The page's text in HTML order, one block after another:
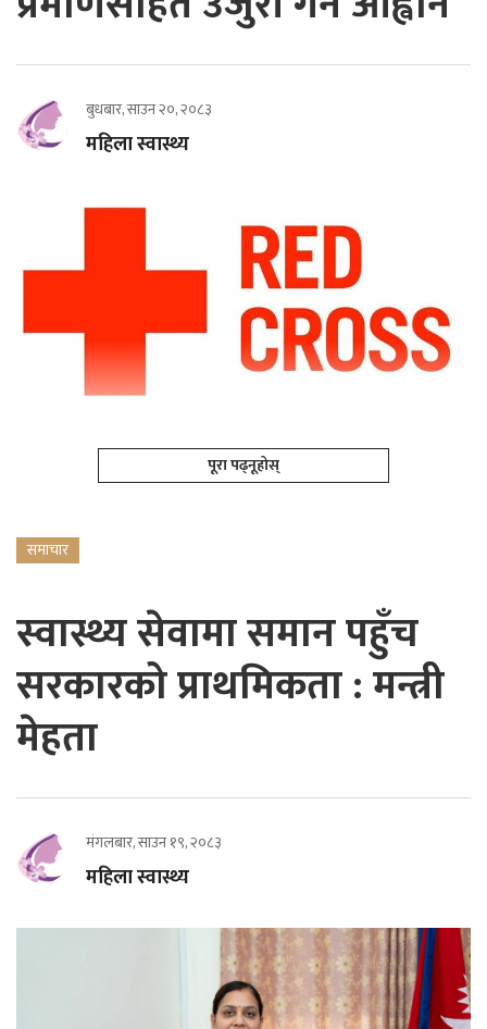
बुधबार, साउन २०, २०८३
महिला स्वास्थ्य
पूरा पढ्नूहोस्
समाचार
स्वास्थ्य सेवामा समान पहुँच
सरकारको प्राथमिकता : मन्त्री
मेहता
मंगलबार, साउन १९, २०८३
महिला स्वास्थ्य